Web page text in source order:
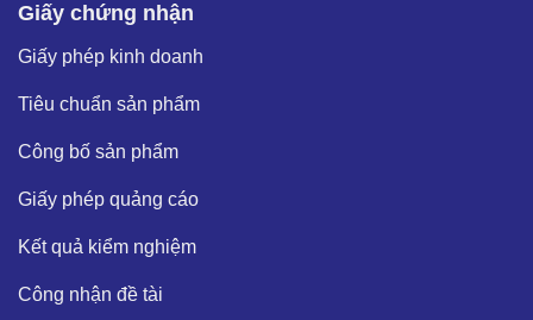
Giấy chứng nhận
Giấy phép kinh doanh
Tiêu chuẩn sản phẩm
Công bố sản phẩm
Giấy phép quảng cáo
Kết quả kiểm nghiệm
Công nhận đề tài